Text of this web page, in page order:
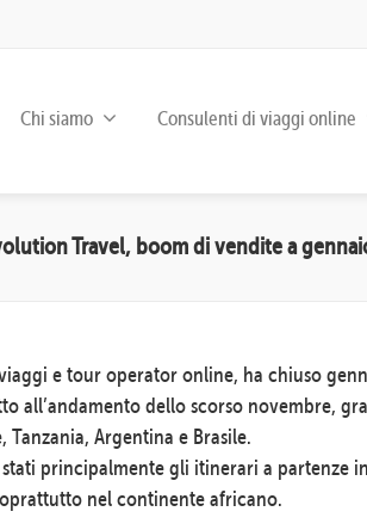
Chi siamo Consulenti di viaggi online
Travel, boom di vendite a
e tour operator online, ha chiuso
all’andamento dello scorso novembre,
Argentina e Brasile.
principalmente gli itinerari a partenze
nel continente africano.